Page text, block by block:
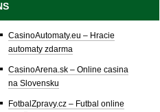
CasinoAutomaty.eu – Hracie
automaty zdarma
CasinoArena.sk – Online casina
na Slovensku
FotbalZpravy.cz – Futbal online